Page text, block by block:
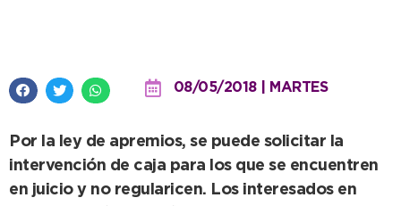
08/05/2018 | MARTES
Por la ley de apremios, se puede solicitar la
intervención de caja para los que se encuentren
en juicio y no regularicen. Los interesados en